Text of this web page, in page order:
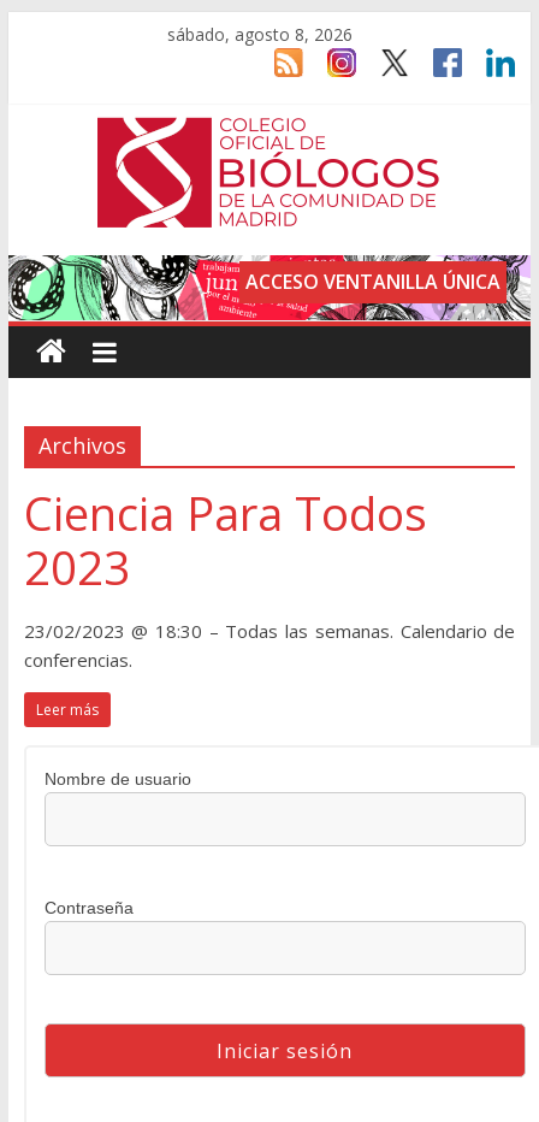
sábado, agosto 8, 2026
ACCESO VENTANILLA ÚNICA
Archivos
Ciencia Para Todos
2023
23/02/2023 @ 18:30 – Todas las semanas. Calendario de
conferencias.
Leer más
Nombre de usuario
Contraseña